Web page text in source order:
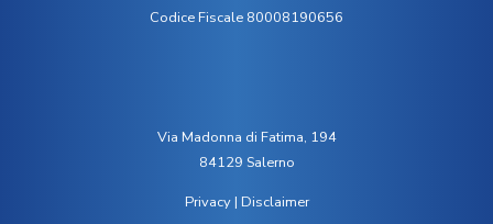
Codice Fiscale 80008190656
Via Madonna di Fatima, 194
84129 Salerno
Privacy| Disclaimer